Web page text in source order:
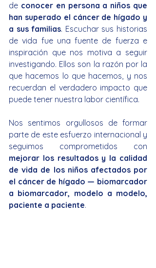
de conocer en persona a niños que
han superado el cáncer de hígado y
a sus familias. Escuchar sus historias
de vida fue una fuente de fuerza e
inspiración que nos motiva a seguir
investigando. Ellos son la razón por la
que hacemos lo que hacemos, y nos
recuerdan el verdadero impacto que
puede tener nuestra labor científica.
Nos sentimos orgullosos de formar
parte de este esfuerzo internacional y
mejorar los resultados y la calidad
de vida de los niños afectados por
el cáncer de hígado — biomarcador
a biomarcador, modelo a modelo,
paciente a paciente.